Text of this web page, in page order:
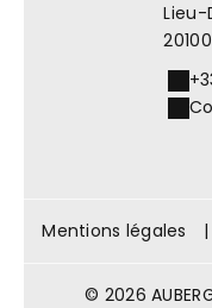
Lieu-
Mentions légales |
© 2026